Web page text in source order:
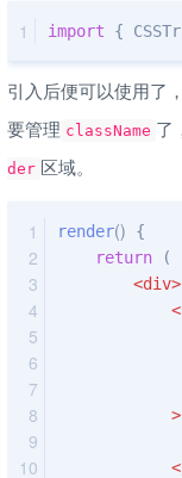
import {
引入后便可以使用了
要管理 className 了
der 区域。
render() {
return (
<div>
<
            >